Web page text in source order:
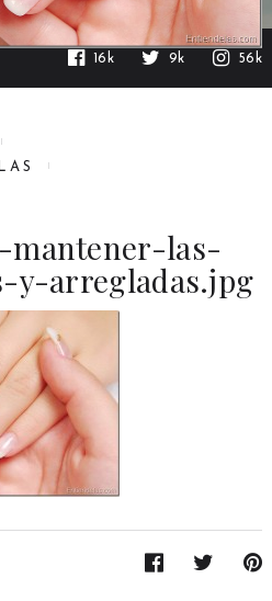
16k 9k 56k
mantener-las-
y-arregladas.jpg